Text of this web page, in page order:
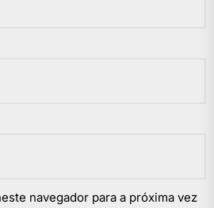
navegador para a próxima vez